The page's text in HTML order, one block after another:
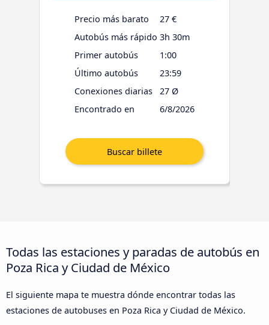
Precio más barato
27 €
Autobús más rápido 3h 30m
Primer autobús
1:00
Último autobús
23:59
Conexiones diarias
27 Ø
Encontrado en
6/8/2026
Todas las estaciones y paradas de autobús en
Poza Rica y Ciudad de México
El siguiente mapa te muestra dónde encontrar todas las
estaciones de autobuses en Poza Rica y Ciudad de México.